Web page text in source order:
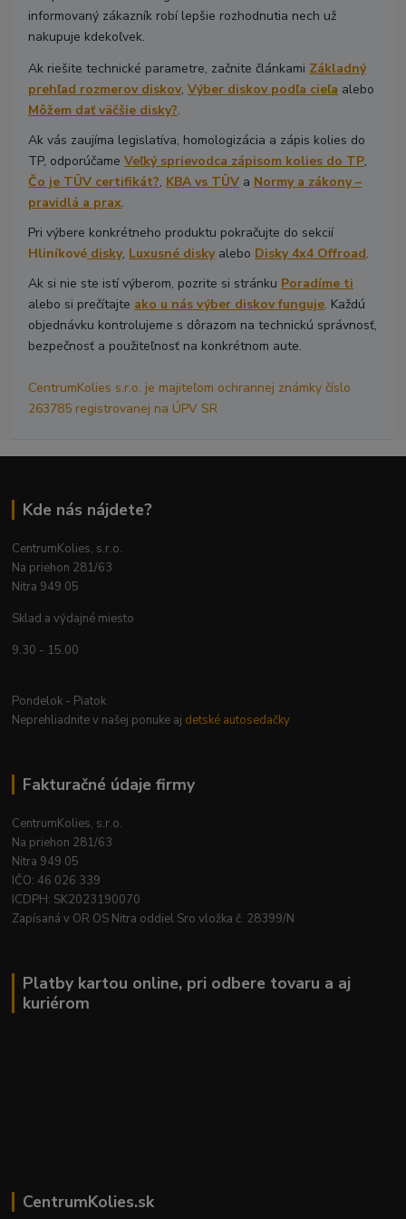
informovaný zákazník robí lepšie rozhodnutia nech už
nakupuje kdekoľvek.
Ak riešite technické parametre, začnite článkami Základný
prehľad rozmerov diskov,Výber diskov podľa cieľa alebo
Môžem dať väčšie disky?.
Ak vás zaujíma legislatíva, homologizácia a zápis kolies do
TP, odporúčameVeľký sprievodca zápisom kolies do TP,
Čo je TÜV certifikát?, KBA vs TÜV a Normy a zákony –
pravidlá a prax.
Pri výbere konkrétneho produktu pokračujte do sekcií
Hliníkové disky, Luxusné diskyalebo Disky 4x4 Offroad.
Ak si nie ste istí výberom, pozrite si stránku Poradíme ti
alebo si prečítajte ako u nás výber diskov funguje. Každú
objednávku kontrolujeme s dôrazom na technickú správnosť,
bezpečnosť a použiteľnosť na konkrétnom aute.
CentrumKolies s.r.o. je majiteľom ochrannej známky číslo
263785 registrovanej na ÚPV SR
Kde nás nájdete?
CentrumKolies, s.r.o.
Na priehon 281/63
Nitra 949 05
Sklad a výdajné miesto
9.30 - 15.00
Pondelok - Piatok
Neprehliadnite v našej ponuke aj detské autosedačky
Fakturačné údaje firmy
CentrumKolies, s.r.o.
Na priehon 281/63
Nitra 949 05
IČO: 46 026 339
ICDPH: SK2023190070
Zapísaná v OR OS Nitra oddiel Sro vložka č. 28399/N
Platby kartou online, pri odbere tovaru a aj
kuriérom
CentrumKolies.sk